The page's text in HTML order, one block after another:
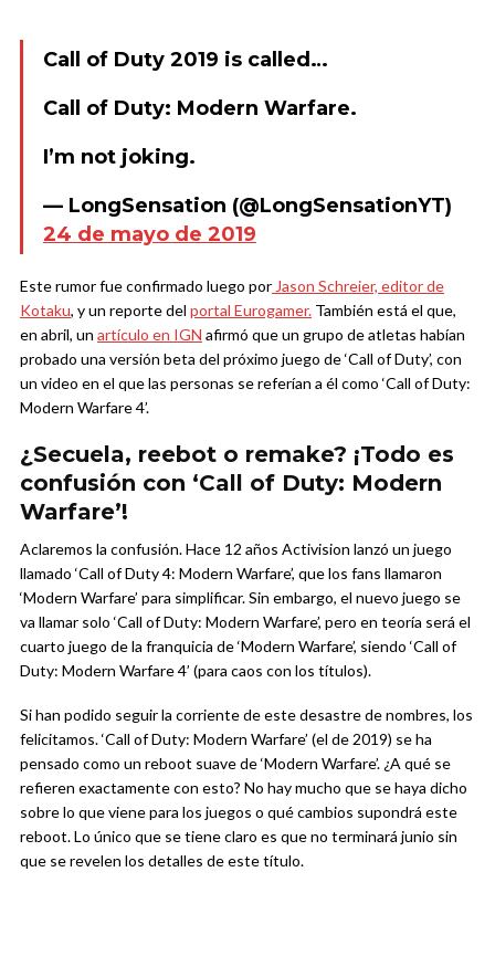
Call of Duty 2019 is called…
Call of Duty: Modern Warfare.
I’m not joking.
— LongSensation (@LongSensationYT)
24 de mayo de 2019
Este rumor fue confirmado luego porJason Schreier, editor de
Kotaku, y un reporte del portal Eurogamer. También está el que,
en abril, un artículo en IGN afirmó que un grupo de atletas habían
probado una versión beta del próximo juego de ‘Call of Duty’, con
un video en el que las personas se referían a él como ‘Call of Duty:
Modern Warfare 4’.
¿Secuela, reebot o remake? ¡Todo es
confusión con ‘Call of Duty: Modern
Warfare’!
Aclaremos la confusión. Hace 12 años Activision lanzó un juego
llamado ‘Call of Duty 4: Modern Warfare’, que los fans llamaron
‘Modern Warfare’ para simplificar. Sin embargo, el nuevo juego se
va llamar solo ‘Call of Duty: Modern Warfare’, pero en teoría será el
cuarto juego de la franquicia de ‘Modern Warfare’, siendo ‘Call of
Duty: Modern Warfare 4’ (para caos con los títulos).
Si han podido seguir la corriente de este desastre de nombres, los
felicitamos. ‘Call of Duty: Modern Warfare’ (el de 2019) se ha
pensado como un reboot suave de ‘Modern Warfare’. ¿A qué se
refieren exactamente con esto? No hay mucho que se haya dicho
sobre lo que viene para los juegos o qué cambios supondrá este
reboot. Lo único que se tiene claro es que no terminará junio sin
que se revelen los detalles de este título.